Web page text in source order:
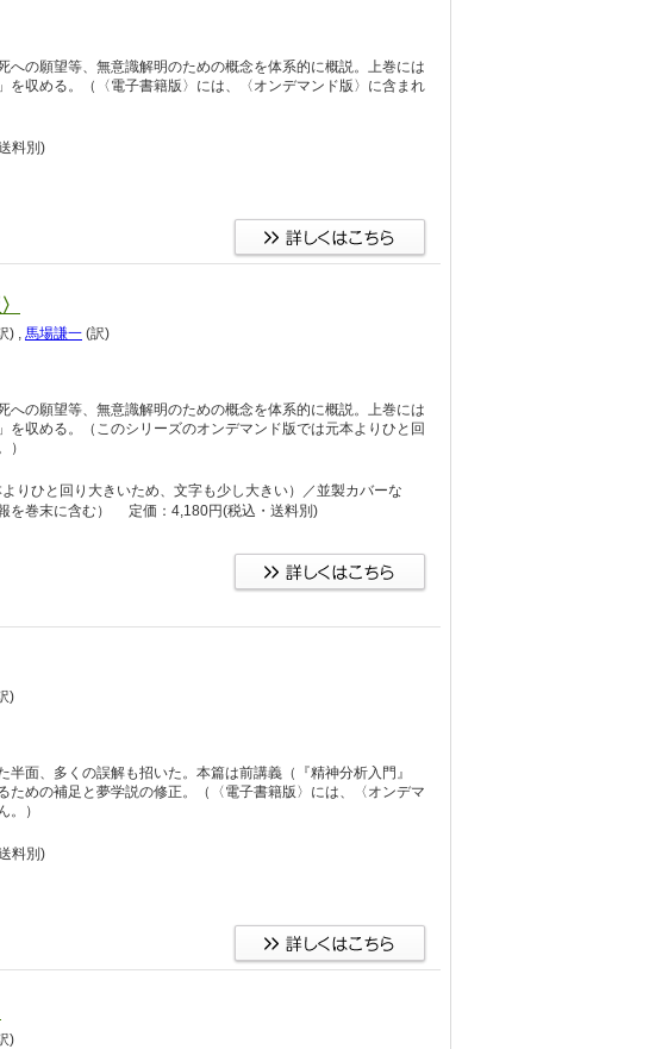
への願望等、無意識解明のための概念を体系的に概説。上巻には
を収める。（〈電子書籍版〉には、〈オンデマンド版〉に含まれ
料別)
) , 馬場謙一 (訳)
への願望等、無意識解明のための概念を体系的に概説。上巻には
を収める。（このシリーズのオンデマンド版では元本よりひと回
）
りひと回り大きいため、文字も少し大きい）／並製カバーな
を巻末に含む） 定価：4,180円(税込・送料別)
)
面、多くの誤解も招いた。本篇は前講義（『精神分析入門』
ための補足と夢学説の修正。（〈電子書籍版〉には、〈オンデマ
。）
料別)
)